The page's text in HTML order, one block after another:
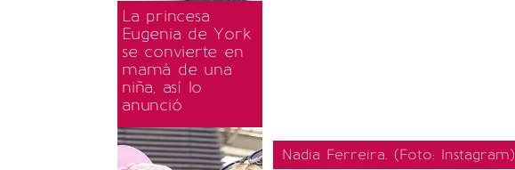
La princesa
Eugenia de York
se convierte en
mamá de una
niña, así lo
anunció
Nadia Ferreira. (Foto: Instagram)